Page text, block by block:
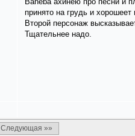
принято на грудь и хорошеет
Второй персонаж
Тщательнее надо.
Следующая »»